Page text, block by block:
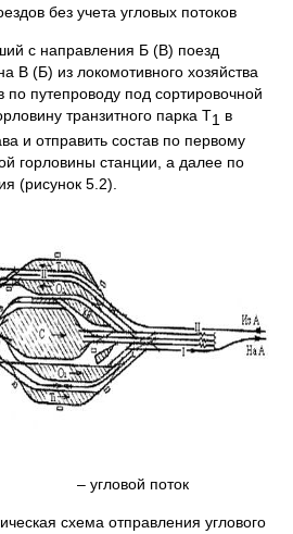
без учета угловых потоков
с направления Б (В) поезд
В (Б) из локомотивного хозяйства
по путепроводу под сортировочной
транзитного парка Т1 в
и отправить состав по первому
горловины станции, а далее по
(рисунок 5.2).
– угловой поток
схема отправления углового